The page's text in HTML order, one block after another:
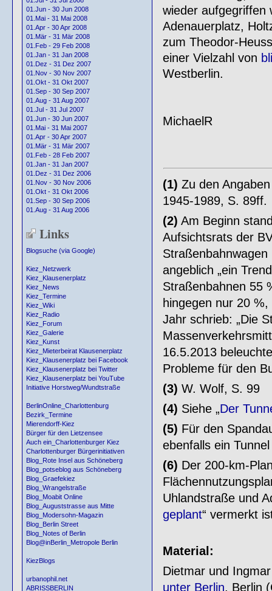
01.Jun - 30 Jun 2008
01.Mai - 31 Mai 2008
01.Apr - 30 Apr 2008
01.Mär - 31 Mär 2008
01.Feb - 29 Feb 2008
01.Jan - 31 Jan 2008
01.Dez - 31 Dez 2007
01.Nov - 30 Nov 2007
01.Okt - 31 Okt 2007
01.Sep - 30 Sep 2007
01.Aug - 31 Aug 2007
01.Jul - 31 Jul 2007
01.Jun - 30 Jun 2007
01.Mai - 31 Mai 2007
01.Apr - 30 Apr 2007
01.Mär - 31 Mär 2007
01.Feb - 28 Feb 2007
01.Jan - 31 Jan 2007
01.Dez - 31 Dez 2006
01.Nov - 30 Nov 2006
01.Okt - 31 Okt 2006
01.Sep - 30 Sep 2006
01.Aug - 31 Aug 2006
Links
Blogsuche (via Google)
Kiez_Netzwerk
Kiez_Klausenerplatz
Kiez_News
Kiez_Termine
Kiez_Wiki
Kiez_Radio
Kiez_Forum
Kiez_Galerie
Kiez_Kunst
Kiez_Mieterbeirat Klausenerplatz
Kiez_Klausenerplatz bei Facebook
Kiez_Klausenerplatz bei Twitter
Kiez_Klausenerplatz bei YouTube
Initiative Horstweg/Wundtstraße
BerlinOnline_Charlottenburg
Bezirk_Termine
Mierendorff-Kiez
Bürger für den Lietzensee
Auch ein_Charlottenburger Kiez
Charlottenburger Bürgerinitiativen
Blog_Rote Insel aus Schöneberg
Blog_potseblog aus Schöneberg
Blog_Graefekiez
Blog_Wrangelstraße
Blog_Moabit Online
Blog_Auguststrasse aus Mitte
Blog_Modersohn-Magazin
Blog_Berlin Street
Blog_Notes of Berlin
Blog@inBerlin_Metropole Berlin
KiezBlogs
urbanophil.net
ABRISSBERLIN
wieder aufgegriffen
Adenauerplatz,
zum Theodor-
einer Vielzahl von
Westberlin.
MichaelR
(1) Zu den
1945-1989, S. 89ff.
(2) Am Beginn
Aufsichtsrats der
angeblich „ein
Straßenbahnen 55
hingegen nur 20
Jahr schrieb: „Die
16.5.2013
Probleme für den
(3) W. Wolf, S. 99
(4) Siehe „Der
(5) Für den
ebenfalls ein
(6) Der 200-km-
Uhlandstraße und
geplant“ vermerkt
Material:
Dietmar und
unter Berlin, Berlin